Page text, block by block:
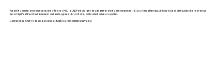
Autorité administrative indépendante créée en 1995, la CNDP est chargée de garantir le droit à l’information et à la participation du public sur tout projet susceptible d’avoir un
impact significatif sur l’environnement ou l’aménagement du territoire, qu’ils soient privés ou publics.
L’action de la CNDP et de ses garants est guidée par les principes suivants :